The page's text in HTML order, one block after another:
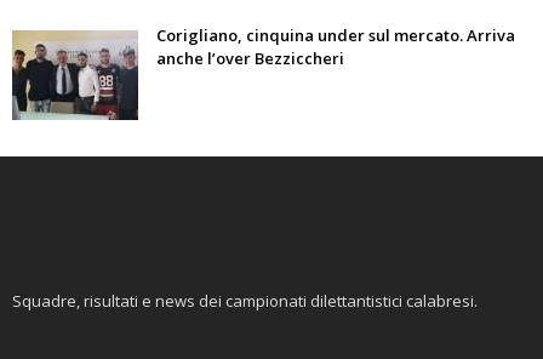
Corigliano, cinquina under sul mercato. Arriva
anche l’over Bezziccheri
Squadre, risultati e news dei campionati dilettantistici calabresi.